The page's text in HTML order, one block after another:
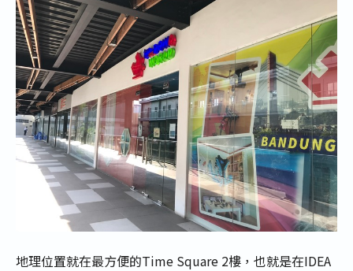
地理位置就在最方便的Time Square 2樓，也就是在IDEA